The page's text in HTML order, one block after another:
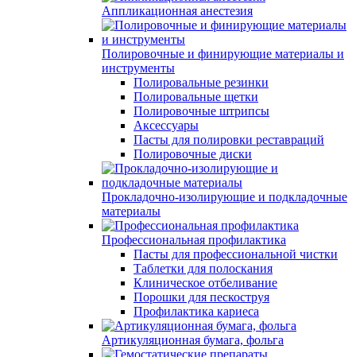
Аппликационная анестезия
Полировочные и финирующие материалы и
инструменты
Полировальные резинки
Полировальные щетки
Полировочные штрипсы
Аксессуары
Пасты для полировки реставраций
Полировочные диски
Прокладочно-изолирующие и подкладочные
материалы
Профессиональная профилактика
Пасты для профессиональной чистки
Таблетки для полоскания
Клиническое отбеливание
Порошки для пескоструя
Профилактика кариеса
Артикуляционная бумага, фольга